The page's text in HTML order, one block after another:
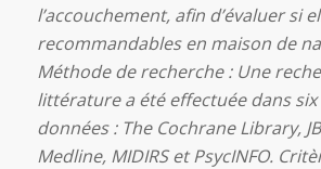
l’accouchement, afin d’évaluer si
recommandables en maison de
Méthode de recherche : Une
littérature a été effectuée dans six
données : The Cochrane Library,
Medline, MIDIRS et PsycINFO.